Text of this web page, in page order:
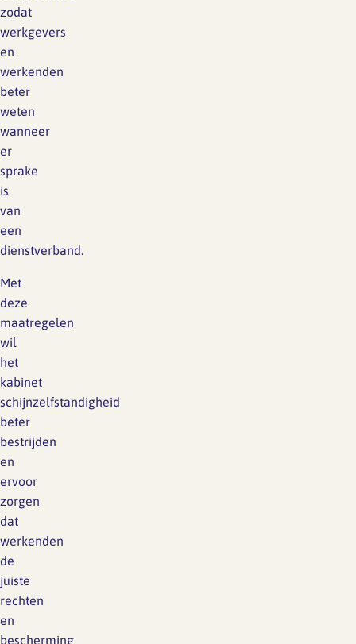
zodat
werkgevers
en
werkenden
beter
weten
wanneer
er
sprake
is
van
een
dienstverband.
Met
deze
maatregelen
wil
het
kabinet
schijnzelfstandigheid
beter
bestrijden
en
ervoor
zorgen
dat
werkenden
de
juiste
rechten
en
bescherming